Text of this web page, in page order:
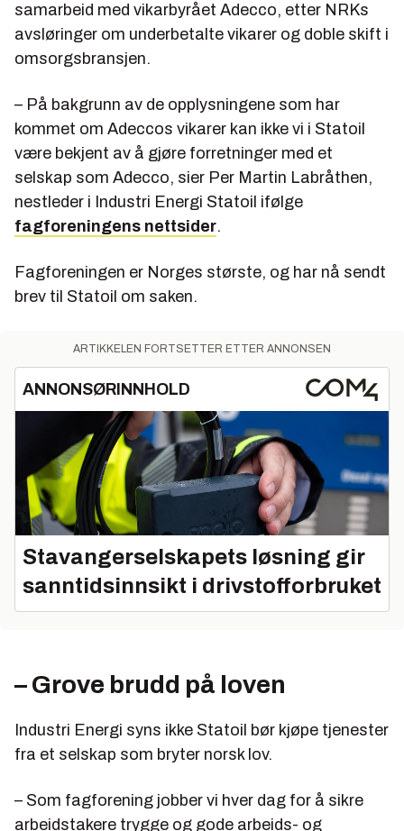
samarbeid med vikarbyrået Adecco, etter NRKs
avsløringer om underbetalte vikarer og doble skift i
omsorgsbransjen.
– På bakgrunn av de opplysningene som har
kommet om Adeccos vikarer kan ikke vi i Statoil
være bekjent av å gjøre forretninger med et
selskap som Adecco, sier Per Martin Labråthen,
nestleder i Industri Energi Statoil ifølge
fagforeningens nettsider.
Fagforeningen er Norges største, og har nå sendt
brev til Statoil om saken.
ARTIKKELEN FORTSETTER ETTER ANNONSEN
ANNONSØRINNHOLD
Stavangerselskapets løsning gir
sanntidsinnsikt i drivstofforbruket
– Grove brudd på loven
Industri Energi syns ikke Statoil bør kjøpe tjenester
fra et selskap som bryter norsk lov.
– Som fagforening jobber vi hver dag for å sikre
arbeidstakere trygge og gode arbeids- og